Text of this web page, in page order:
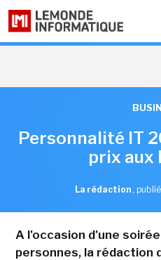
Personnalité IT
prix aux
La rédaction ,
A l'occasion d'une
personnes, la rédaction